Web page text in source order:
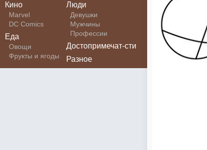
Кино
Marvel
DC Comics
Еда
Овощи
Фрукты и ягоды
Люди
Девушки
Мужчины
Профессии
Достопримечат-сти
Разное